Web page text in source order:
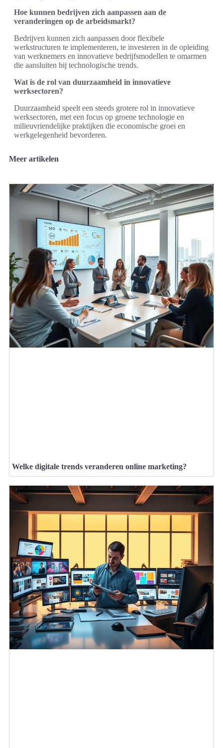
Hoe kunnen bedrijven zich aanpassen aan de
veranderingen op de arbeidsmarkt?
Bedrijven kunnen zich aanpassen door flexibele
werkstructuren te implementeren, te investeren in de opleiding
van werknemers en innovatieve bedrijfsmodellen te omarmen
die aansluiten bij technologische trends.
Wat is de rol van duurzaamheid in innovatieve
werksectoren?
Duurzaamheid speelt een steeds grotere rol in innovatieve
werksectoren, met een focus op groene technologie en
milieuvriendelijke praktijken die economische groei en
werkgelegenheid bevorderen.
Meer artikelen
Welke digitale trends veranderen online marketing?